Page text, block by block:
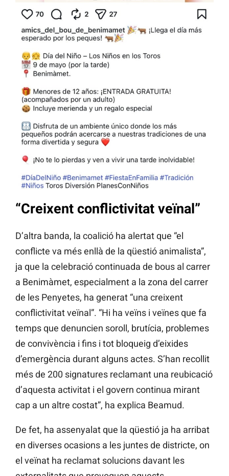
“Creixent conflictivitat veïnal”
D’altra banda, la coalició ha alertat que “el
conflicte va més enllà de la qüestió animalista”,
ja que la celebració continuada de bous al carrer
a Benimàmet, especialment a la zona del carrer
de les Penyetes, ha generat “una creixent
conflictivitat veïnal”. “Hi ha veïns i veïnes que fa
temps que denuncien soroll, brutícia, problemes
de convivència i fins i tot bloqueig d’eixides
d’emergència durant alguns actes. S’han recollit
més de 200 signatures reclamant una reubicació
d’aquesta activitat i el govern continua mirant
cap a un altre costat”, ha explica Beamud.
De fet, ha assenyalat que la qüestió ja ha arribat
en diverses ocasions a les juntes de districte, on
el veïnat ha reclamat solucions davant les